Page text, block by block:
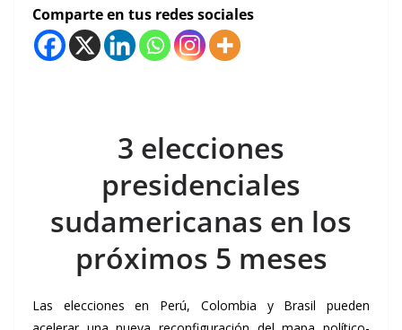
Comparte en tus redes sociales
3 elecciones
presidenciales
sudamericanas en los
próximos 5 meses
Las elecciones en Perú, Colombia y Brasil pueden